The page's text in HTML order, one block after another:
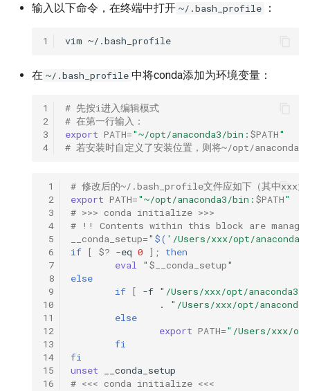
输入以下命令，在终端中打开 ~/.bash_profile ：
1 vim
在 ~/.bash_profile 中将conda添加为环境变量：
1
2
3
4
# 先按i进入编辑模式
# 在第一行输入：
export PATH="~/opt/anaconda3/bin: $PATH"
# 若安装时自定义了安装位置，则将~/opt/
1
2
3
4
5
6
7
8
9
10
11
12
13
14
15
16
# 修改后的~/.bash_profile文件应如下（其中xxx为
export PATH="~/opt/anaconda3/bin: $PATH"
# >>> conda initialize >>>
# !! Contents within this block are
__conda_setup=" $( '/Users/xxx/opt/
if
[ $? -eq 0 ] ;
then
eval
" $__conda_setup"
else
if
[ -f "/Users/xxx/opt/
.
"/Users/xxx/opt/
else
export PATH="/Users/xxx/
fi
fi
unset
# <<< conda initialize <<<